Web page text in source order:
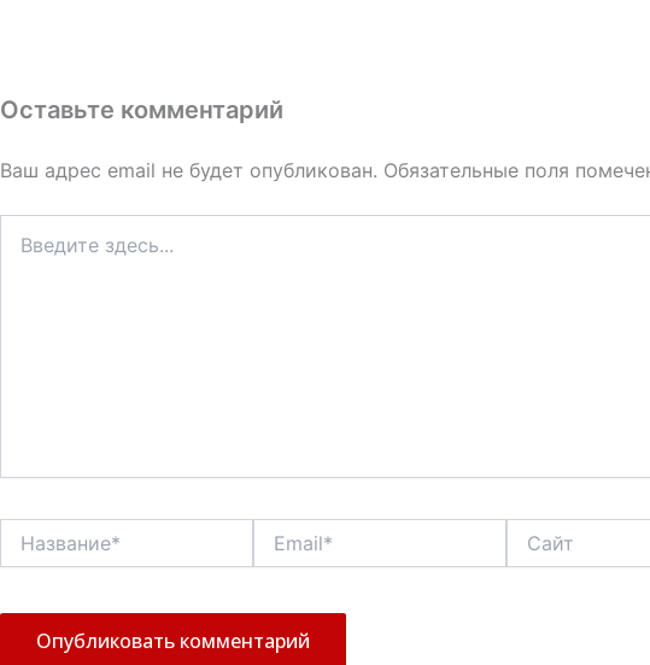
Оставьте комментарий
Ваш адрес email не будет опубликован. Обязательные поля
здесь...